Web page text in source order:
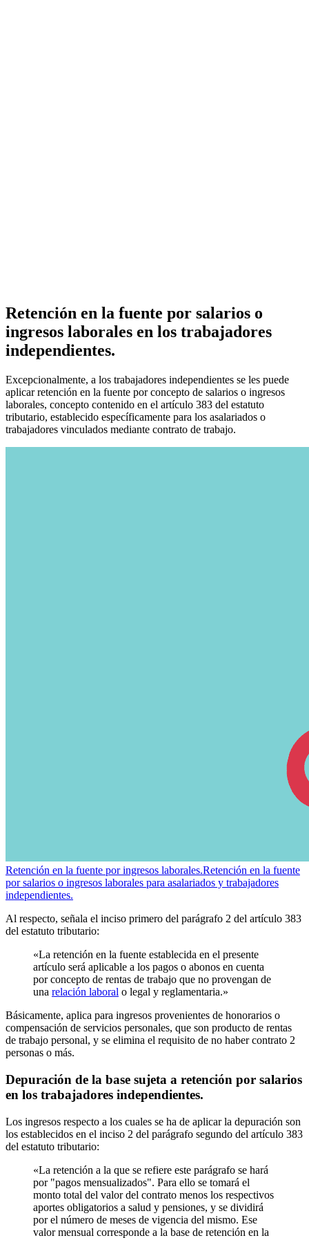
Retención en la fuente por salarios o
ingresos laborales en los trabajadores
independientes.
Excepcionalmente, a los trabajadores independientes se les puede
aplicar retención en la fuente por concepto de salarios o ingresos
laborales, concepto contenido en el artículo 383 del estatuto
tributario, establecido específicamente para los asalariados o
trabajadores vinculados mediante contrato de trabajo.
Retención en la fuente por ingresos laborales.Retención en la fuente
por salarios o ingresos laborales para asalariados y trabajadores
independientes.
Al respecto, señala el inciso primero del parágrafo 2 del artículo 383
del estatuto tributario:
«La retención en la fuente establecida en el presente
artículo será aplicable a los pagos o abonos en cuenta
por concepto de rentas de trabajo que no provengan de
una relación laboral o legal y reglamentaria.»
Básicamente, aplica para ingresos provenientes de honorarios o
compensación de servicios personales, que son producto de rentas
de trabajo personal, y se elimina el requisito de no haber contrato 2
personas o más.
Depuración de la base sujeta a retención por salarios
en los trabajadores independientes.
Los ingresos respecto a los cuales se ha de aplicar la depuración son
los establecidos en el inciso 2 del parágrafo segundo del artículo 383
del estatuto tributario:
«La retención a la que se refiere este parágrafo se hará
por "pagos mensualizados". Para ello se tomará el
monto total del valor del contrato menos los respectivos
aportes obligatorios a salud y pensiones, y se dividirá
por el número de meses de vigencia del mismo. Ese
valor mensual corresponde a la base de retención en la